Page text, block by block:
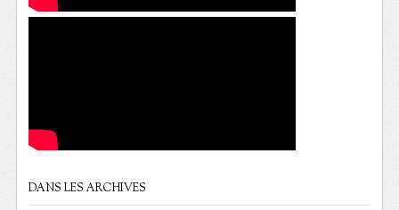
DANS LES ARCHIVES